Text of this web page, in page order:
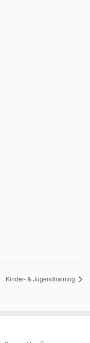
Kinder- & Jugendtraining